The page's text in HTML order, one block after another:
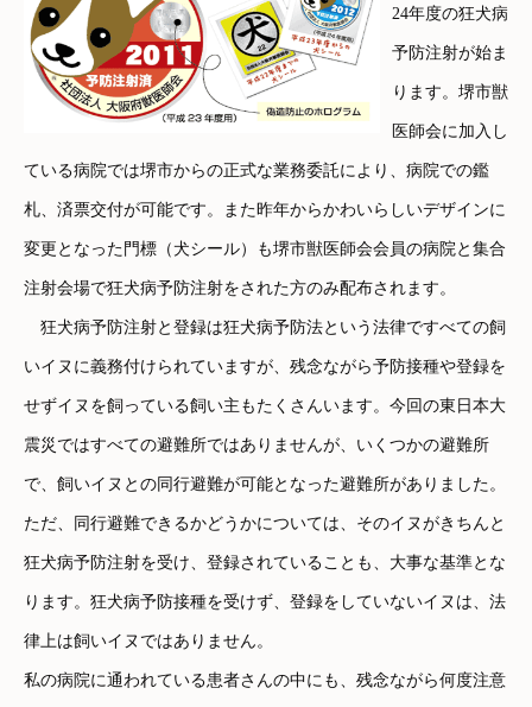
24年度の狂犬病
予防注射が始ま
ります。堺市獣
医師会に加入し
ている病院では堺市からの正式な業務委託により、病院での鑑
札、済票交付が可能です。また昨年からかわいらしいデザインに
変更となった門標（犬シール）も堺市獣医師会会員の病院と集合
注射会場で狂犬病予防注射をされた方のみ配布されます。
狂犬病予防注射と登録は狂犬病予防法という法律ですべての飼
いイヌに義務付けられていますが、残念ながら予防接種や登録を
せずイヌを飼っている飼い主もたくさんいます。今回の東日本大
震災ではすべての避難所ではありませんが、いくつかの避難所
で、飼いイヌとの同行避難が可能となった避難所がありました。
ただ、同行避難できるかどうかについては、そのイヌがきちんと
狂犬病予防注射を受け、登録されていることも、大事な基準とな
ります。狂犬病予防接種を受けず、登録をしていないイヌは、法
律上は飼いイヌではありません。
私の病院に通われている患者さんの中にも、残念ながら何度注意